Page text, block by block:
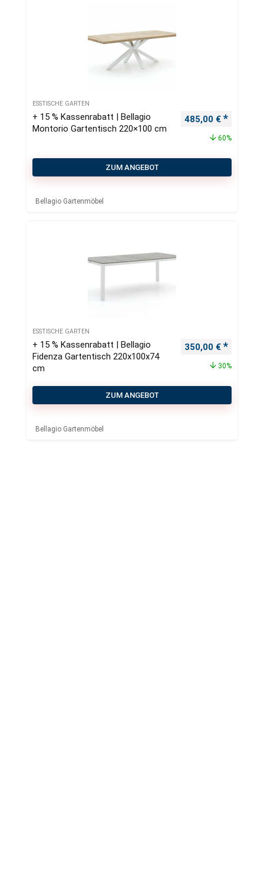
ESSTISCHE GARTEN
+ 15 % Kassenrabatt | Bellagio
Montorio Gartentisch 220×100 cm
Ursprünglicher
485,00 €
60%
ZUM ANGEBOT
Bellagio Gartenmöbel
ESSTISCHE GARTEN
+ 15 % Kassenrabatt | Bellagio
Fidenza Gartentisch 220x100x74
cm
Ursprünglicher
350,00 €
30%
ZUM ANGEBOT
Bellagio Gartenmöbel